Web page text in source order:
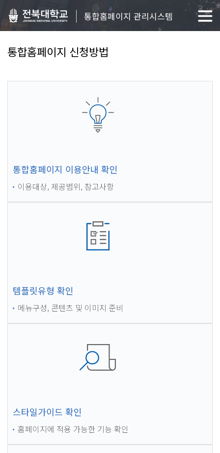
통합홈페이지 관리시스템
통합홈페이지 신청방법
통합홈페이지 이용안내 확인
이용대상, 제공범위, 참고사항
템플릿유형 확인
메뉴구성, 콘텐츠 및 이미지 준비
스타일가이드 확인
홈페이지에 적용 가능한 기능 확인